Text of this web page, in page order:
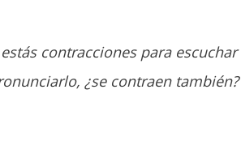
contracciones para
¿se contraen también?